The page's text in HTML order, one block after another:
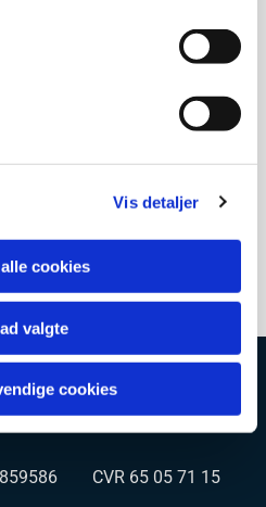
Vis detaljer
cookies
valgte
cookies
sogn f.eks.
sogn
roedovre.sogn@km.dk
og kirkegård
CVR 65 05 71 15